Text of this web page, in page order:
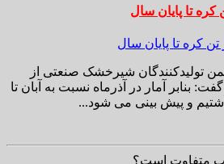
تولیدکنندگان شیرخشک صنعتی از
بنابر آمار در آذرماه نسبت به آبان تا
و پیش بینی می شود...
متفاوت است؟